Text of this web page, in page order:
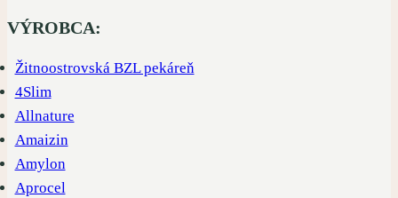
VÝROBCA:
Žitnoostrovská BZL pekáreň
4Slim
Allnature
Amaizin
Amylon
Aprocel